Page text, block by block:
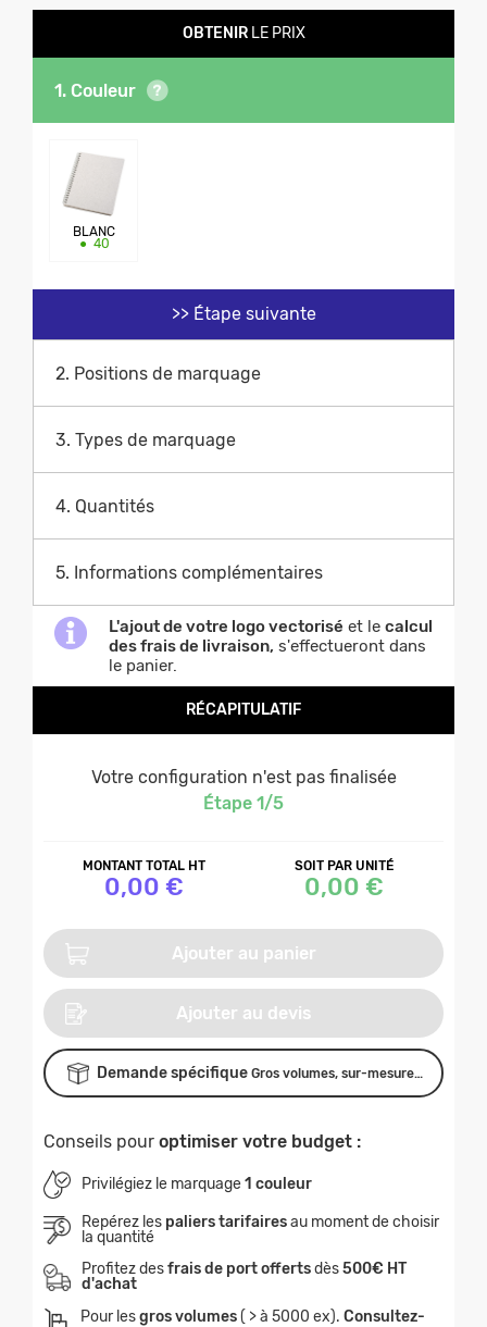
OBTENIRLE PRIX
1. Couleur
BLANC
• 40
>> Étape suivante
2. Positions de marquage
3. Types de marquage
4. Quantités
5. Informations complémentaires
L'ajout de votre logo vectorisé et le calcul
des frais de livraison, s'effectueront dans
le panier.
RÉCAPITULATIF
Votre configuration n'est pas finalisée
Étape 1/5
MONTANT TOTAL HT
0,00 €
SOIT PAR UNITÉ
0,00 €
Ajouter au panier
Ajouter au devis
Demande spécifique Gros volumes, sur-mesure…
Conseils pour optimiser votre budget :
Privilégiez le marquage1 couleur
Repérez les paliers tarifairesau moment de choisir
la quantité
Profitez desfrais de port offertsdès500€ HT
d'achat
Pour lesgros volumes( > à 5000 ex). Consultez-